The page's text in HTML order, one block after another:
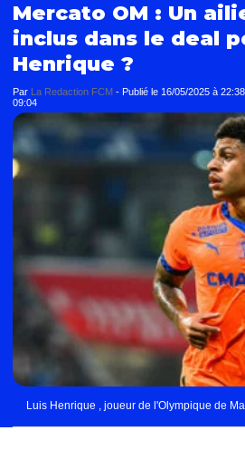
Mercato OM : Un
inclus dans le deal
Henrique ?
Par La Redaction FCM - Publié le 16/05/2025 à 22:38
09:04
Luis Henrique , joueur de l'Olympique de